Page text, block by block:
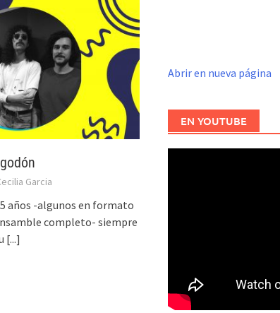
Garcia
años -algunos en formato
completo- siempre
[...]
Abrir en nueva página
EN YOUTUBE